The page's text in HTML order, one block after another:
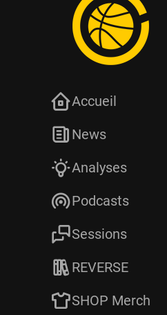
Accueil
News
Analyses
Podcasts
Sessions
REVERSE
SHOP Merch